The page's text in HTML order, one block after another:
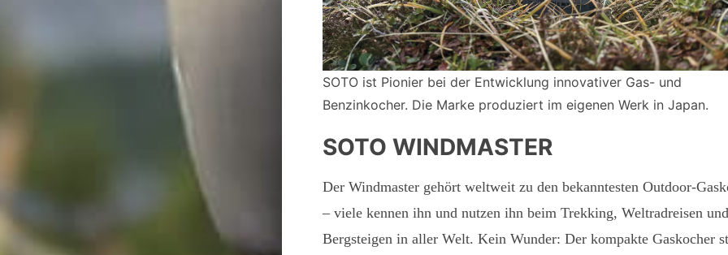
SOTO ist Pionier bei der Entwicklung innovativer Gas- und
Benzinkocher. Die Marke produziert im eigenen Werk in Japan.
SOTO WINDMASTER
Der Windmaster gehört weltweit zu den bekanntesten Outdoor-
– viele kennen ihn und nutzen ihn beim Trekking, Weltradreisen und
Bergsteigen in aller Welt. Kein Wunder: Der kompakte Gaskocher